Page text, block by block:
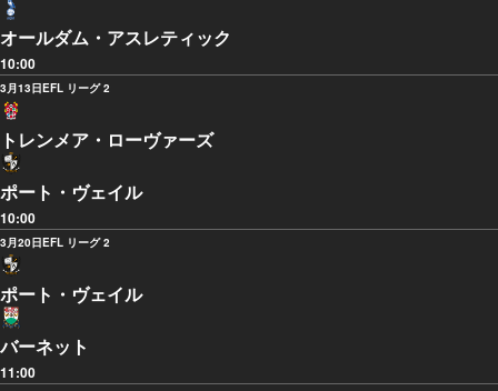
オールダム・アスレティック
10:00
3月13日EFL リーグ 2
トレンメア・ローヴァーズ
ポート・ヴェイル
10:00
3月20日EFL リーグ 2
ポート・ヴェイル
バーネット
11:00